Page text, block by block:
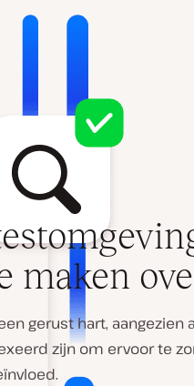
maken
gerust hart, aangezien
zijn om ervoor te